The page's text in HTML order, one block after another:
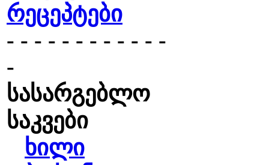
რეცეპტები
- - - - - - - - - - - -
-
სასარგებლო
საკვები
ხილი